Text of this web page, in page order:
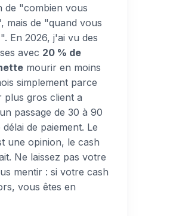
de "combien vous
mais de "quand vous
En 2026, j'ai vu des
avec 20 % de
mourir en moins
simplement parce
plus gros client a
passage de 30 à 90
de paiement. Le
une opinion, le cash
Ne laissez pas votre
mentir : si votre cash
vous êtes en